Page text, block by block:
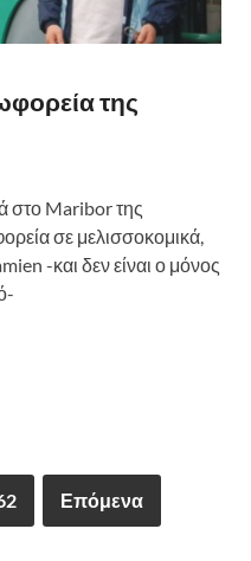
της
στο Maribor της
σε μελισσοκομικά,
-και δεν είναι ο μόνος
Επόμενα